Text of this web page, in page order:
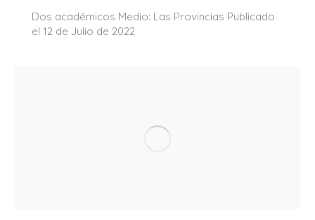
Dos académicos Medio: Las Provincias Publicado
el 12 de Julio de 2022